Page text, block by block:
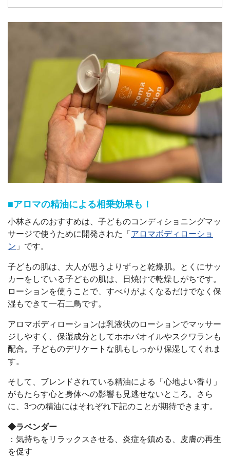
■アロマの精油による相乗効果も！
小林さんのおすすめは、子どものコンディショニングマッ
サージで使うために開発された「 アロマボディローショ
ン 」です。
子どもの肌は、大人が思うよりずっと乾燥肌。とくにサッ
カーをしている子どもの肌は、日焼けで乾燥しがちです。
ローションを使うことで、すべりがよくなるだけでなく保
湿もできて一石二鳥です。
アロマボディローションは乳液状のローションでマッサー
ジしやすく、保湿成分としてホホバオイルやスクワランも
配合。子どものデリケートな肌もしっかり保湿してくれま
す。
そして、ブレンドされている精油による「心地よい香り」
がもたらす心と身体への影響も見逃せないところ。さら
に、3つの精油にはそれぞれ下記のことが期待できます。
◆ラベンダー
：気持ちをリラックスさせる、炎症を鎮める、皮膚の再生
を促す